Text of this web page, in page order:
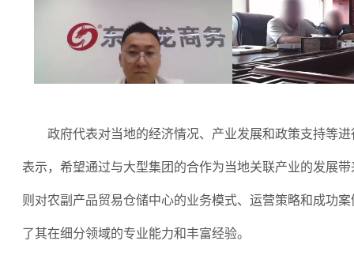
政府代表对当地的经济情况、产业发展和政策支持等进
表示，希望通过与大型集团的合作为当地关联产业的发展
则对农副产品贸易仓储中心的业务模式、运营策略和成功
了其在细分领域的专业能力和丰富经验。